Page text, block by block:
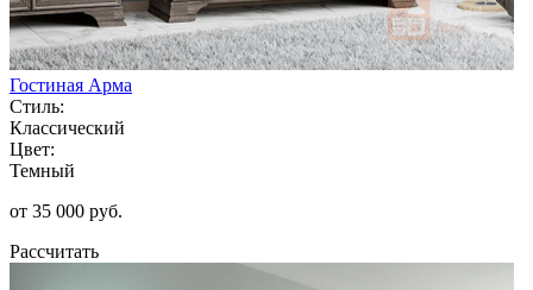
Гостиная Арма
Стиль:
Классический
Цвет:
Темный
от 35 000 руб.
Рассчитать